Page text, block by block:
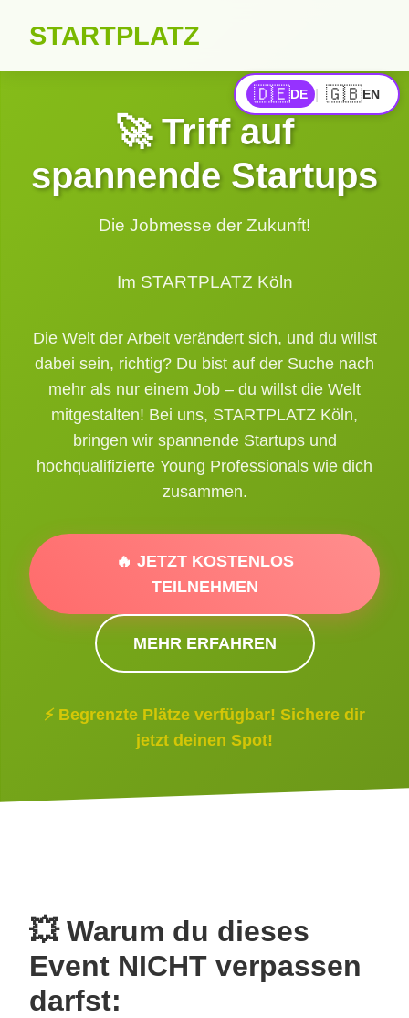
STARTPLATZ
🚀 Triff auf
spannende Startups
Die Jobmesse der Zukunft!
Im STARTPLATZ Köln
Die Welt der Arbeit verändert sich, und du willst
dabei sein, richtig? Du bist auf der Suche nach
mehr als nur einem Job – du willst die Welt
mitgestalten! Bei uns, STARTPLATZ Köln,
bringen wir spannende Startups und
hochqualifizierte Young Professionals wie dich
zusammen.
🔥 JETZT KOSTENLOS
TEILNEHMEN
MEHR ERFAHREN
⚡ Begrenzte Plätze verfügbar! Sichere dir
jetzt deinen Spot!
💥 Warum du dieses
Event NICHT verpassen
darfst:
🇩🇪DE 🇬🇧EN